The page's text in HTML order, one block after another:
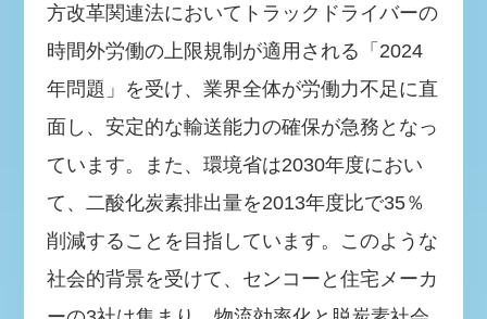
方改革関連法においてトラックドライバーの
時間外労働の上限規制が適用される「2024
年問題」を受け、業界全体が労働力不足に直
面し、安定的な輸送能力の確保が急務となっ
ています。また、環境省は2030年度におい
て、二酸化炭素排出量を2013年度比で35％
削減することを目指しています。このような
社会的背景を受けて、センコーと住宅メーカ